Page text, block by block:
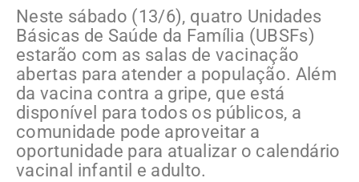
Neste sábado (13/6), quatro Unidades
Básicas de Saúde da Família (UBSFs)
estarão com as salas de vacinação
abertas para atender a população. Além
da vacina contra a gripe, que está
disponível para todos os públicos, a
comunidade pode aproveitar a
oportunidade para atualizar o calendário
vacinal infantil e adulto.